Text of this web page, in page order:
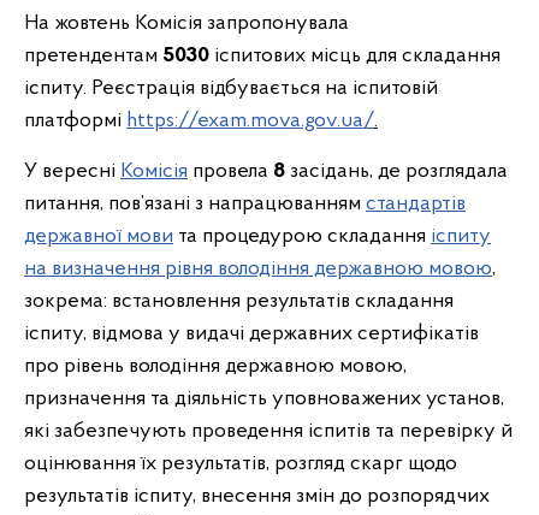
На жовтень Комісія запропонувала
претендентам 5030 іспитових місць для складання
іспиту. Реєстрація відбувається на іспитовій
платформі https://exam.mova.gov.ua/.
У вересні Комісія провела 8 засідань, де розглядала
питання, пов’язані з напрацюванням стандартів
державної мови та процедурою складання іспиту
на визначення рівня володіння державною мовою,
зокрема: встановлення результатів складання
іспиту, відмова у видачі державних сертифікатів
про рівень володіння державною мовою,
призначення та діяльність уповноважених установ,
які забезпечують проведення іспитів та перевірку й
оцінювання їх результатів, розгляд скарг щодо
результатів іспиту, внесення змін до розпорядчих